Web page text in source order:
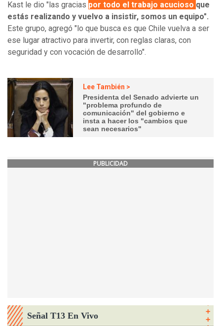
Kast le dio "las gracias por todo el trabajo acucioso que
estás realizando y vuelvo a insistir, somos un equipo".
Este grupo, agregó "lo que busca es que Chile vuelva a ser
ese lugar atractivo para invertir, con reglas claras, con
seguridad y con vocación de desarrollo".
Lee También >
Presidenta del Senado advierte un
"problema profundo de
comunicación" del gobierno e
insta a hacer los "cambios que
sean necesarios"
PUBLICIDAD
Señal T13 En Vivo